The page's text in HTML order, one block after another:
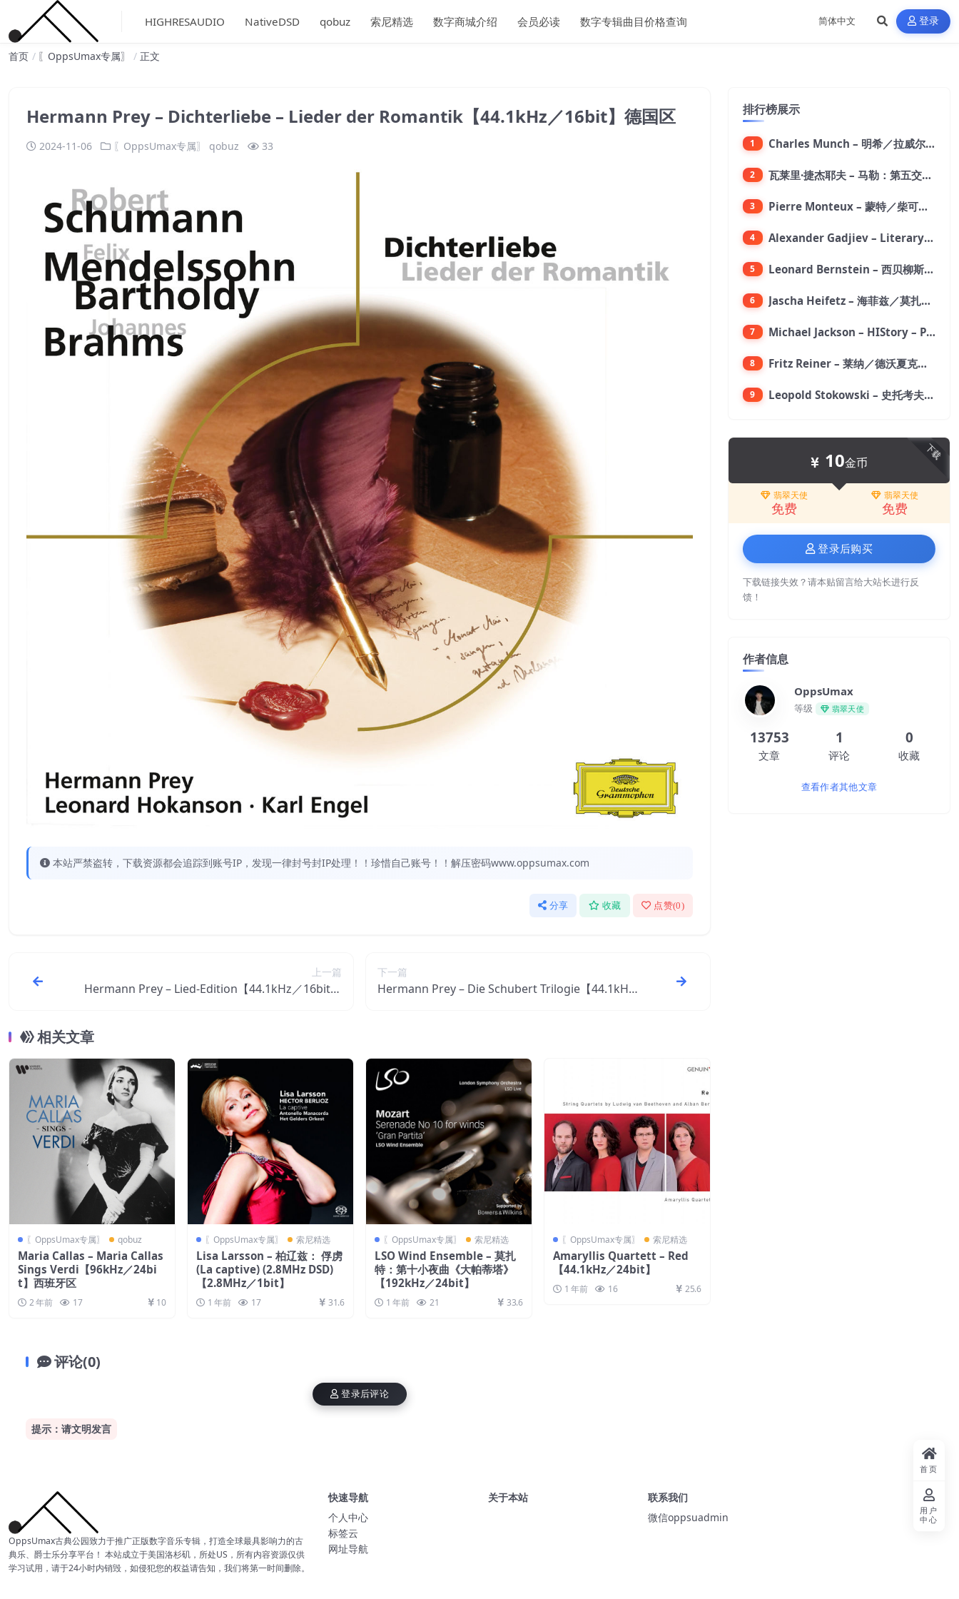
HIGHRESAUDIO NativeDSD qobuz 索尼精选 数字商城介绍 会员必读 数字专辑曲目价格查询 登录
首页 〖OppsUmax专属〗 正文
Hermann Prey – Dichterliebe – Lieder der Romantik【44.1kHz／16bit】德国区
2024-11-06 〖OppsUmax专属〗 qobuz 33
本站严禁盗转，下载资源都会追踪到账号IP，发现一律封号封IP处理！！珍惜自己账号！！解压密码www.oppsumax.com
分享 收藏 点赞(0)
上一篇
Hermann Prey – Lied-Edition【44.1kHz／16bit】
下一篇
Hermann Prey – Die Schubert Trilogie【44.1kHz
相关文章
〖OppsUmax专属〗 qobuz
Maria Callas – Maria Callas
Sings Verdi【96kHz／24bi
t】西班牙区
2 年前 17 10
〖OppsUmax专属〗 索尼精选
Lisa Larsson – 柏辽兹： 俘虏
(La captive) (2.8MHz DSD)
【2.8MHz／1bit】
1 年前 17 31.6
〖OppsUmax专属〗 索尼精选
LSO Wind Ensemble – 莫扎
特：第十小夜曲《大帕蒂塔》
【192kHz／24bit】
1 年前 21 33.6
〖OppsUmax专属〗 索尼精选
Amaryllis Quartett – Red
【44.1kHz／24bit】
1 年前 16 25.6
评论(0)
提示：请文明发言
登录后评论
排行榜展示
1 Charles Munch – 明希／拉威尔：波莱罗舞曲【176.4kHz／24bit】
2 瓦莱里·捷杰耶夫 – 马勒：第五交响曲【96kHz／24bit】
3 Pierre Monteux – 蒙特／柴可夫斯基：第六交响曲【176.4kHz／24bit】
4 Alexander Gadjiev – Literary Fantasies【FLAC 192】
5 Leonard Bernstein – 西贝柳斯：芬兰颂／格里格：培尔·金特组曲【44.1kHz／24bit】
6 Jascha Heifetz – 海菲兹／莫扎特：第四小提琴协奏曲，第五小提琴协奏曲《土耳其》／维瓦尔第：小提琴与大提琴协奏曲，RV 547【192kHz／24bit】
7 Michael Jackson – HIStory – PAST, PRESENT AND FUTURE – BOOK I【96kHz／24bit】
8 Fritz Reiner – 莱纳／德沃夏克：第九交响曲【176.4kHz／24bit】
9 Leopold Stokowski – 史托考夫斯基：狂想曲【176.4kHz／24bit】
下载
10金币
翡翠天使
免费
翡翠天使
免费
登录后购买
下载链接失效？请本贴留言给大站长进行反
馈！
作者信息
OppsUmax
等级 翡翠天使
13753
文章
1
评论
0
收藏
查看作者其他文章
OppsUmax古典公园致力于推广正版数字音乐专辑，打造全球最具影响力的古
典乐、爵士乐分享平台！ 本站成立于美国洛杉矶，所处US，所有内容资源仅供
学习试用，请于24小时内销毁，如侵犯您的权益请告知，我们将第一时间删除。
快速导航
个人中心
标签云
网址导航
关于本站
联系我们
微信oppsuadmin
首页
用户
中心